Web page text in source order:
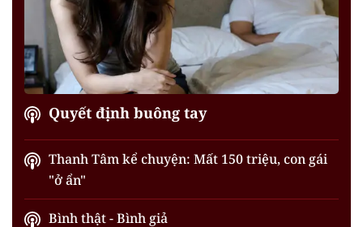
Quyết định buông tay
Thanh Tâm kể chuyện: Mất 150 triệu, con gái
"ở ẩn"
Bình thật - Bình giả